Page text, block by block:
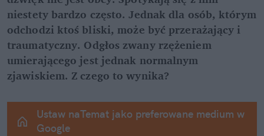
niestety bardzo często. Jednak dla osób, którym
odchodzi ktoś bliski, może być przerażający i
traumatyczny. Odgłos zwany rzężeniem
umierającego jest jednak normalnym
zjawiskiem. Z czego to wynika?
Ustaw naTemat jako preferowane medium w
Google